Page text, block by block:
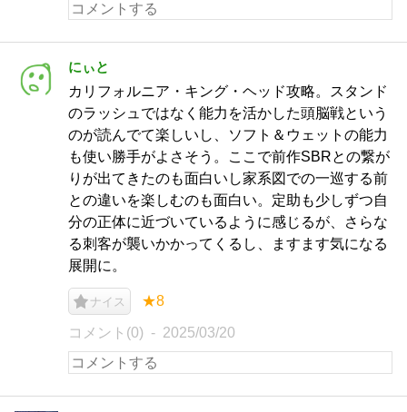
にぃと
カリフォルニア・キング・ヘッド攻略。スタンド
のラッシュではなく能力を活かした頭脳戦という
のが読んでて楽しいし、ソフト＆ウェットの能力
も使い勝手がよさそう。ここで前作SBRとの繋が
りが出てきたのも面白いし家系図での一巡する前
との違いを楽しむのも面白い。定助も少しずつ自
分の正体に近づいているように感じるが、さらな
る刺客が襲いかかってくるし、ますます気になる
展開に。
ナイス ★8
コメント(0) 2025/03/20